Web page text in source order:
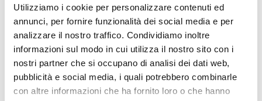
Utilizziamo i cookie per personalizzare contenuti ed
annunci, per fornire funzionalità dei social media e per
analizzare il nostro traffico. Condividiamo inoltre
informazioni sul modo in cui utilizza il nostro sito con i
nostri partner che si occupano di analisi dei dati web,
pubblicità e social media, i quali potrebbero combinarle
con altre informazioni che ha fornito loro o che hanno